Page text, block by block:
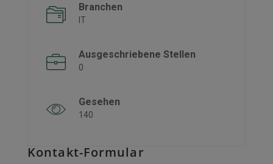
Branchen
IT
Ausgeschriebene Stellen
0
Gesehen
140
Kontakt-Formular